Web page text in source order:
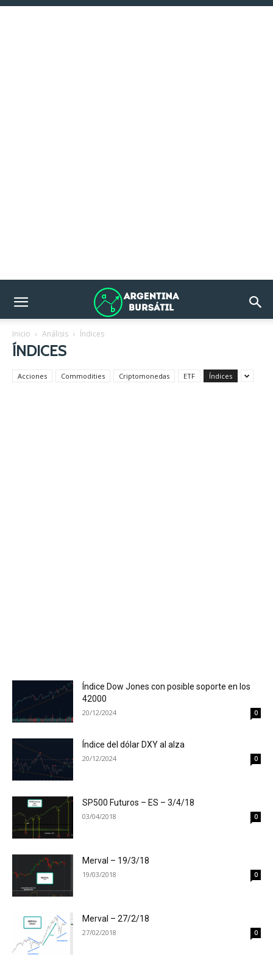
Inicio Análisis Índices
ÍNDICES
Acciones Commodities Criptomonedas ETF Índices
Índice Dow Jones con posible soporte en los
42000
20/12/2024 0
Índice del dólar DXY al alza
20/12/2024 0
SP500 Futuros – ES – 3/4/18
03/04/2018 0
Merval – 19/3/18
19/03/2018 0
Merval – 27/2/18
27/02/2018 0